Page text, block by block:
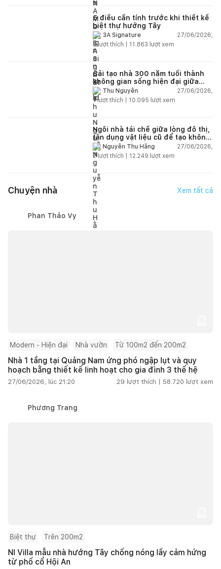
5 điều cần tính trước khi thiết kế
biệt thự hướng Tây
3A Signature
27/06/2026,
2lượt thích | 11.863 lượt xem
Cải tạo nhà 300 năm tuổi thành
không gian sống hiện đại giữa
thiên nhiên
Thu Nguyễn
27/06/2026,
1lượt thích | 10.095 lượt xem
Ngôi nhà tái chế giữa lòng đô thị,
tận dụng vật liệu cũ để tạo không
gian sống linh hoạt
Nguyễn Thu Hằng
27/06/2026,
2lượt thích | 12.249 lượt xem
Chuyện nhà Xem tất cả
Phan Thảo Vy
Modern - Hiện đại Nhà vườn Từ 100m2 đến 200m2
Nhà 1 tầng tại Quảng Nam ứng phó ngập lụt và quy
hoạch bằng thiết kế linh hoạt cho gia đình 3 thế hệ
27/06/2026, lúc 21:20 29 lượt thích | 58.720 lượt xem
Phương Trang
Biệt thự Trên 200m2
NI Villa mẫu nhà hướng Tây chống nóng lấy cảm hứng
từ phố cổ Hội An